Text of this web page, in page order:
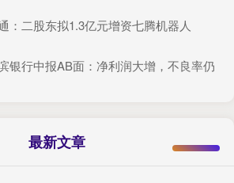
：二股东拟1.3亿元增资七腾机器人
银行中报AB面：净利润大增，不良率仍
最新文章